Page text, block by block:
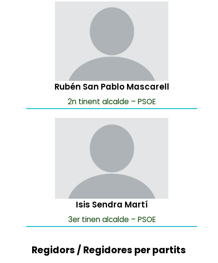
Rubén San Pablo Mascarell
2n tinent alcalde – PSOE
Isis Sendra Martí
3er tinen alcalde – PSOE
Regidors / Regidores per partits